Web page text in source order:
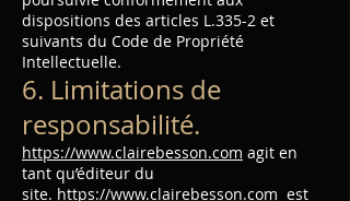
dispositions des articles L.335-2 et
suivants du Code de Propriété
Intellectuelle.
6. Limitations de
responsabilité.
https://www.clairebesson.com agit en
tant qu’éditeur du
site. https://www.clairebesson.com est